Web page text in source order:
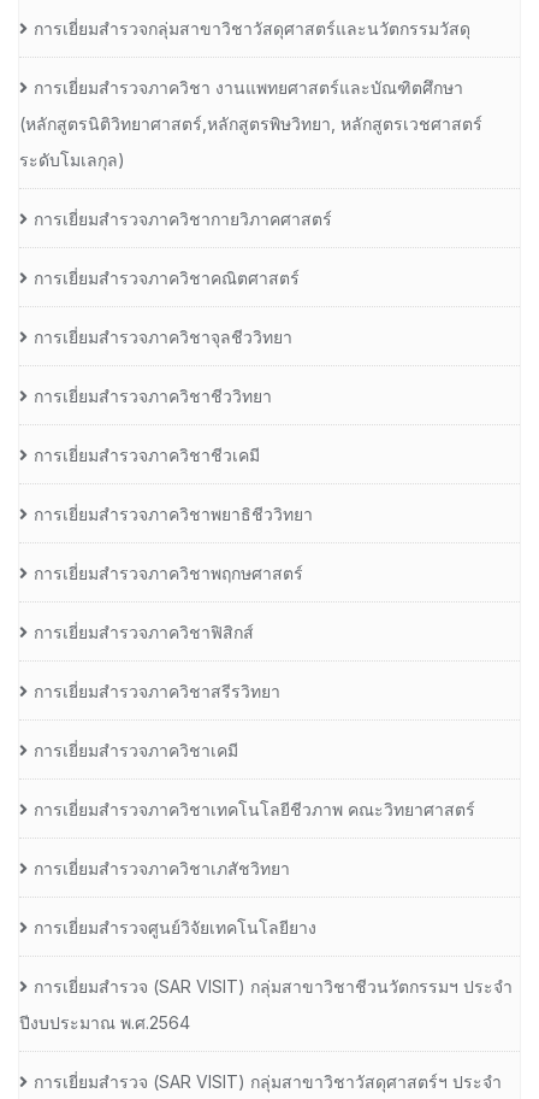
การเยี่ยมสำรวจกลุ่มสาขาวิชาวัสดุศาสตร์และนวัตกรรมวัสดุ
การเยี่ยมสำรวจภาควิชา งานแพทยศาสตร์และบัณฑิตศึกษา
(หลักสูตรนิติวิทยาศาสตร์,หลักสูตรพิษวิทยา, หลักสูตรเวชศาสตร์
ระดับโมเลกุล)
การเยี่ยมสำรวจภาควิชากายวิภาคศาสตร์
การเยี่ยมสำรวจภาควิชาคณิตศาสตร์
การเยี่ยมสำรวจภาควิชาจุลชีววิทยา
การเยี่ยมสำรวจภาควิชาชีววิทยา
การเยี่ยมสำรวจภาควิชาชีวเคมี
การเยี่ยมสำรวจภาควิชาพยาธิชีววิทยา
การเยี่ยมสำรวจภาควิชาพฤกษศาสตร์
การเยี่ยมสำรวจภาควิชาฟิสิกส์
การเยี่ยมสำรวจภาควิชาสรีรวิทยา
การเยี่ยมสำรวจภาควิชาเคมี
การเยี่ยมสำรวจภาควิชาเทคโนโลยีชีวภาพ คณะวิทยาศาสตร์
การเยี่ยมสำรวจภาควิชาเภสัชวิทยา
การเยี่ยมสำรวจศูนย์วิจัยเทคโนโลยียาง
การเยี่ยมสํารวจ (SAR VISIT) กลุ่มสาขาวิชาชีวนวัตกรรมฯ ประจํา
ปีงบประมาณ พ.ศ.2564
การเยี่ยมสํารวจ (SAR VISIT) กลุ่มสาขาวิชาวัสดุศาสตร์ฯ ประจํา